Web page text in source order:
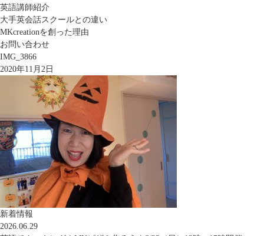
英語講師紹介
大手英会話スクールとの違い
MKcreationを創った理由
お問い合わせ
IMG_3866
2020年11月2日
新着情報
2026.06.29